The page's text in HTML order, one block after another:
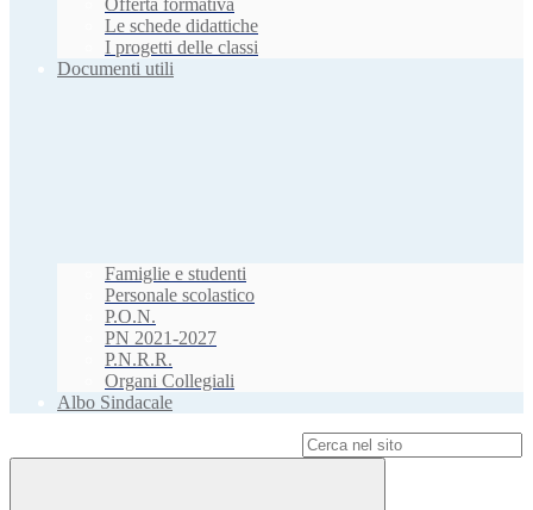
Offerta formativa
Le schede didattiche
I progetti delle classi
Documenti utili
Famiglie e studenti
Personale scolastico
P.O.N.
PN 2021-2027
P.N.R.R.
Organi Collegiali
Albo Sindacale